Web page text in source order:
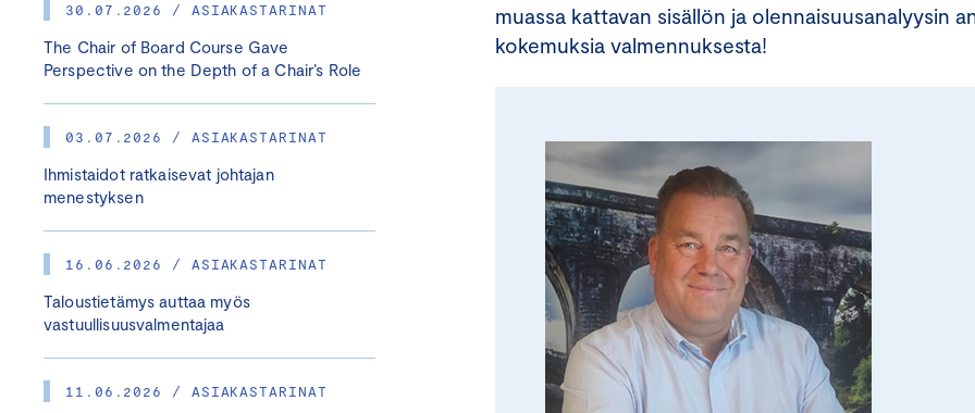
30.07.2026 / ASIAKASTARINAT
The Chair of Board Course Gave
Perspective on the Depth of a Chair’s Role
03.07.2026 / ASIAKASTARINAT
Ihmistaidot ratkaisevat johtajan
menestyksen
16.06.2026 / ASIAKASTARINAT
Taloustietämys auttaa myös
vastuullisuusvalmentajaa
11.06.2026 / ASIAKASTARINAT
muassa kattavan sisällön ja olennaisuusanalyysin
kokemuksia valmennuksesta!